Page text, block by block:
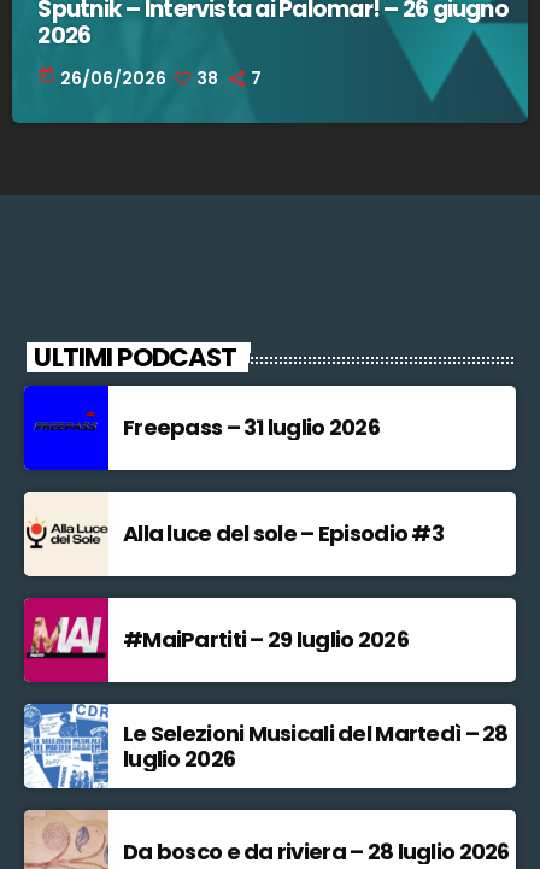
Sputnik – Intervista ai Palomar! – 26 giugno
2026
today 26/06/2026 38 7
ULTIMI PODCAST
Freepass – 31 luglio 2026
Alla luce del sole – Episodio #3
#MaiPartiti – 29 luglio 2026
Le Selezioni Musicali del Martedì – 28
luglio 2026
Da bosco e da riviera – 28 luglio 2026